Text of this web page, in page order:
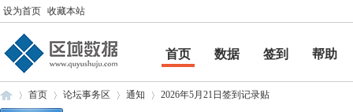
设为首页 收藏本站
首页 数据 签到
帮助
帮助
首页 论坛事务区 通知 2026年5月21日签到记录贴